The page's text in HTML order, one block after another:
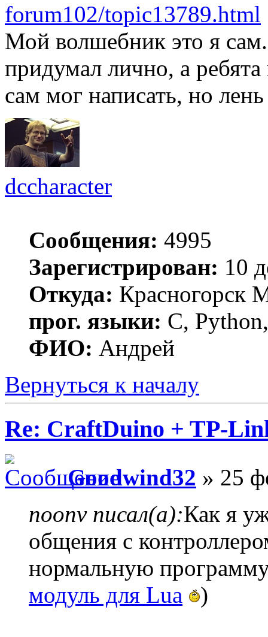
forum102/topic13789.html
Мой волшебник это я
придумал лично, а
сам мог написать, но
dccharacter
Сообщения: 4995
Зарегистрирован: 10
Откуда: Красногорск
прог. языки: C,
ФИО: Андрей
Вернуться к началу
Re: CraftDuino + TP-
Goodwind32 » 25
noonv писал(а):Как я
общения с
нормальную
модуль для Lua
)